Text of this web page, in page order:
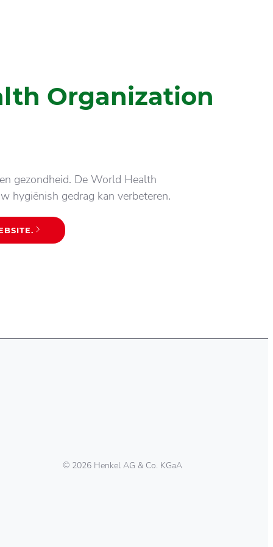
Organization
gezondheid. De World Health
hygiënish gedrag kan verbeteren.
© 2026 Henkel AG & Co. KGaA